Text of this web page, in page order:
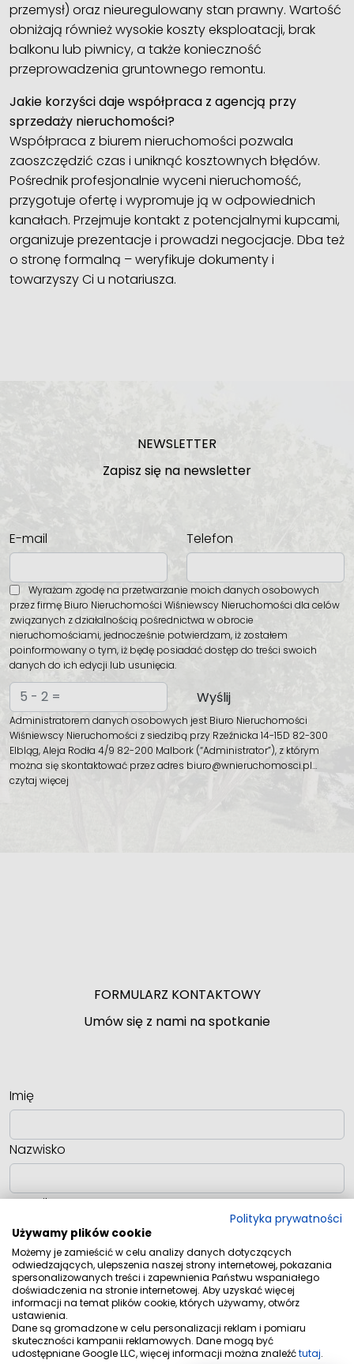
przemysł) oraz nieuregulowany stan prawny. Wartość
obniżają również wysokie koszty eksploatacji, brak
balkonu lub piwnicy, a także konieczność
przeprowadzenia gruntownego remontu.
Jakie korzyści daje współpraca z agencją przy
sprzedaży nieruchomości?
Współpraca z biurem nieruchomości pozwala
zaoszczędzić czas i uniknąć kosztownych błędów.
Pośrednik profesjonalnie wyceni nieruchomość,
przygotuje ofertę i wypromuje ją w odpowiednich
kanałach. Przejmuje kontakt z potencjalnymi kupcami,
organizuje prezentacje i prowadzi negocjacje. Dba też
o stronę formalną – weryfikuje dokumenty i
towarzyszy Ci u notariusza.
NEWSLETTER
Zapisz się na newsletter
E-mail Telefon
Wyrażam zgodę na przetwarzanie moich danych osobowych
przez firmę Biuro Nieruchomości Wiśniewscy Nieruchomości dla celów
związanych z działalnością pośrednictwa w obrocie
nieruchomościami, jednocześnie potwierdzam, iż zostałem
poinformowany o tym, iż będę posiadać dostęp do treści swoich
danych do ich edycji lub usunięcia.
Administratorem danych osobowych jest Biuro Nieruchomości
Wiśniewscy Nieruchomości z siedzibą przy Rzeźnicka 14-15D 82-300
Elbląg, Aleja Rodła 4/9 82-200 Malbork (“Administrator”), z którym
można się skontaktować przez adres biuro@wnieruchomosci.pl…
czytaj więcej
FORMULARZ KONTAKTOWY
Umów się z nami na spotkanie
Imię
Nazwisko
E-mail
Telefon
Wiadomość
Polityka prywatności
Używamy plików cookie
Możemy je zamieścić w celu analizy danych dotyczących
odwiedzających, ulepszenia naszej strony internetowej, pokazania
spersonalizowanych treści i zapewnienia Państwu wspaniałego
doświadczenia na stronie internetowej. Aby uzyskać więcej
informacji na temat plików cookie, których używamy, otwórz
ustawienia.
Dane są gromadzone w celu personalizacji reklam i pomiaru
skuteczności kampanii reklamowych. Dane mogą być
udostępniane Google LLC, więcej informacji można znaleźćtutaj.